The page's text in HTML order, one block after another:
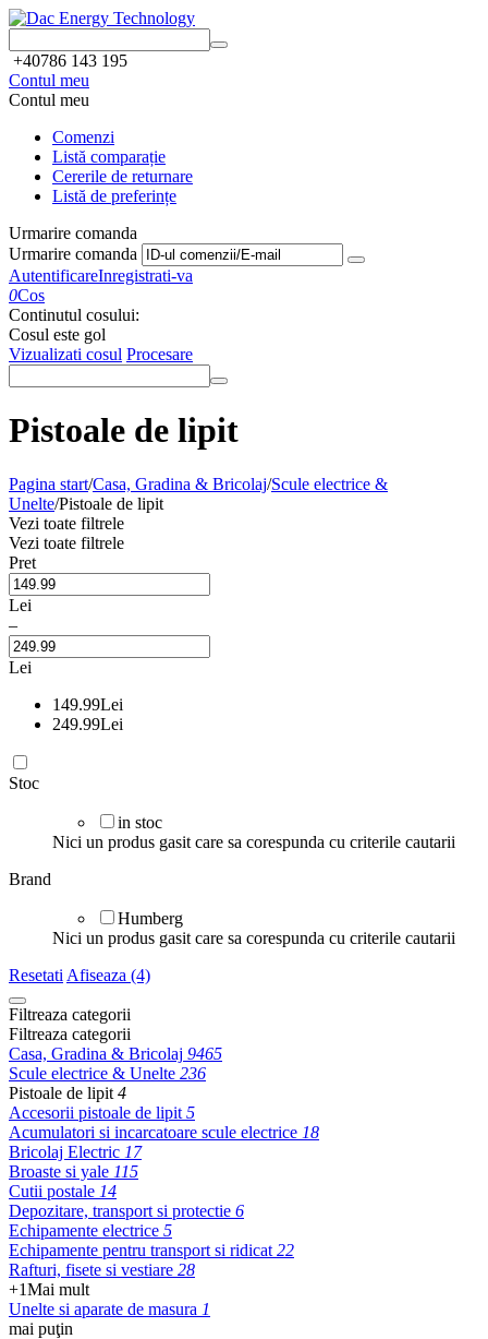
+40786 143 195
Contul meu
Contul meu
Comenzi
Listă comparație
Cererile de returnare
Listă de preferințe
Urmarire comanda
Urmarire comanda
AutentificareInregistrati-va
0Cos
Continutul cosului:
Cosul este gol
Vizualizati cosul Procesare
Pistoale de lipit
Pagina start/Casa, Gradina & Bricolaj/Scule electrice &
Unelte/Pistoale de lipit
Vezi toate filtrele
Vezi toate filtrele
Pret
Lei
–
Lei
149.99Lei
249.99Lei
Stoc
in stoc
Nici un produs gasit care sa corespunda cu criterile cautarii
Brand
Humberg
Nici un produs gasit care sa corespunda cu criterile cautarii
Resetati Afiseaza (4)
Filtreaza categorii
Filtreaza categorii
Casa, Gradina & Bricolaj 9465
Scule electrice & Unelte 236
Pistoale de lipit 4
Accesorii pistoale de lipit 5
Acumulatori si incarcatoare scule electrice 18
Bricolaj Electric 17
Broaste si yale 115
Cutii postale 14
Depozitare, transport si protectie 6
Echipamente electrice 5
Echipamente pentru transport si ridicat 22
Rafturi, fisete si vestiare 28
+1Mai mult
Unelte si aparate de masura 1
mai puţin